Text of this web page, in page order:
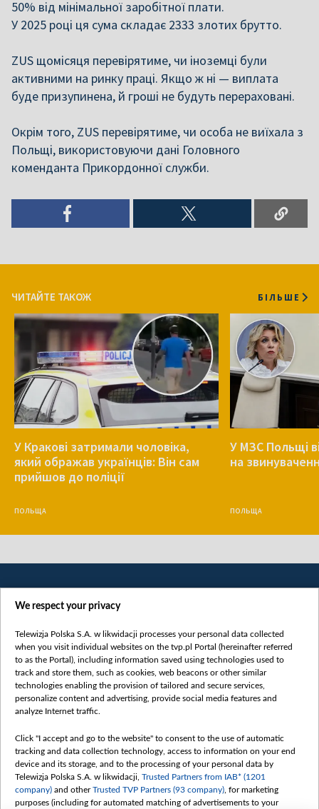
50% від мінімальної заробітної плати.
У 2025 році ця сума складає 2333 злотих брутто.
ZUS щомісяця перевірятиме, чи іноземці були
активними на ринку праці. Якщо ж ні — виплата
буде призупинена, й гроші не будуть перераховані.
Окрім того, ZUS перевірятиме, чи особа не виїхала з
Польщі, використовуючи дані Головного
коменданта Прикордонної служби.
ЧИТАЙТЕ ТАКОЖ БІЛЬШЕ
У Кракові затримали чоловіка,
який ображав українців: Він сам
прийшов до поліції
ПОЛЬЩА
У МЗС Польщі
на
ПОЛЬЩА
Категорії
Новини
Докладно
Погляд
Цікаво
Slawa.tv
We respect your privacy
Telewizja Polska S.A. w likwidacji processes your personal data collected
when you visit individual websites on the tvp.pl Portal (hereinafter referred
to as the Portal), including information saved using technologies used to
track and store them, such as cookies, web beacons or other similar
technologies enabling the provision of tailored and secure services,
personalize content and advertising, provide social media features and
analyze Internet traffic.
Click "I accept and go to the website" to consent to the use of automatic
tracking and data collection technology, access to information on your end
device and its storage, and to the processing of your personal data by
Telewizja Polska S.A. w likwidacji, Trusted Partners from IAB* (1201
company) and otherTrusted TVP Partners (93 company) , for marketing
purposes (including for automated matching of advertisements to your